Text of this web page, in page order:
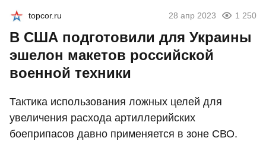
topcor.ru 28 апр 2023 1 250
В США подготовили для Украины
эшелон макетов российской
военной техники
Тактика использования ложных целей для
увеличения расхода артиллерийских
боеприпасов давно применяется в зоне СВО.